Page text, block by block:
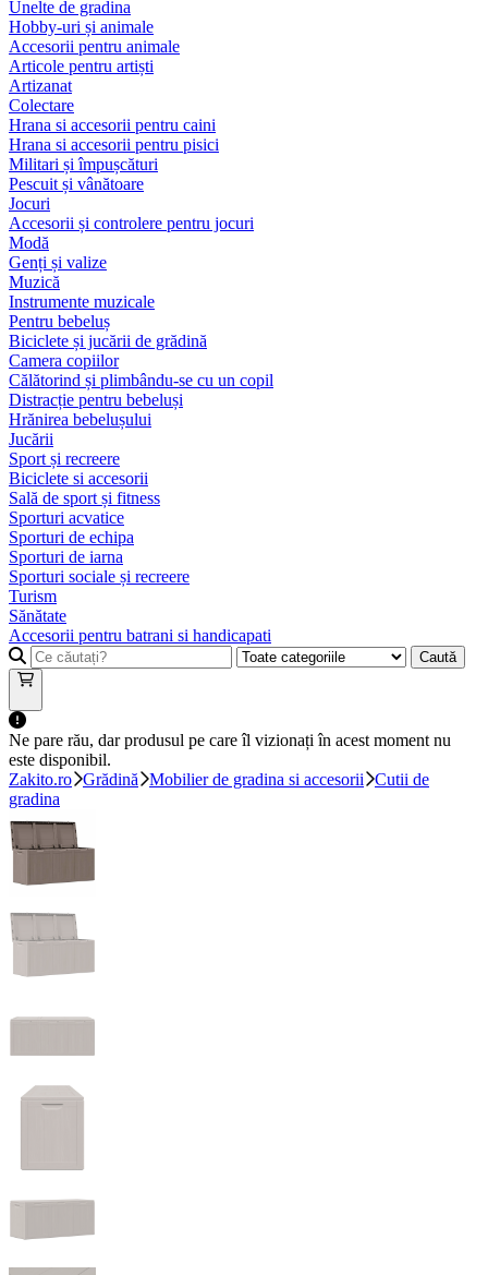
Unelte de gradina
Hobby-uri și animale
Accesorii pentru animale
Articole pentru artiști
Artizanat
Colectare
Hrana si accesorii pentru caini
Hrana si accesorii pentru pisici
Militari și împușcături
Pescuit și vânătoare
Jocuri
Accesorii și controlere pentru jocuri
Modă
Genți și valize
Muzică
Instrumente muzicale
Pentru bebeluș
Biciclete și jucării de grădină
Camera copiilor
Călătorind și plimbându-se cu un copil
Distracție pentru bebeluși
Hrănirea bebelușului
Jucării
Sport și recreere
Biciclete si accesorii
Sală de sport și fitness
Sporturi acvatice
Sporturi de echipa
Sporturi de iarna
Sporturi sociale și recreere
Turism
Sănătate
Accesorii pentru batrani si handicapati
Caută
Ne pare rău, dar produsul pe care îl vizionați în acest moment nu
este disponibil.
Zakito.ro Grădină Mobilier de gradina si accesorii
Cutii de
gradina